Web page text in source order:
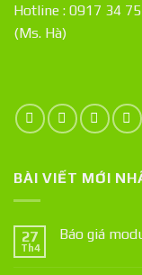
Hotline : 0917 34
(Ms. Hà)
BÀI VIẾT MỚI
27
Th4
Báo giá